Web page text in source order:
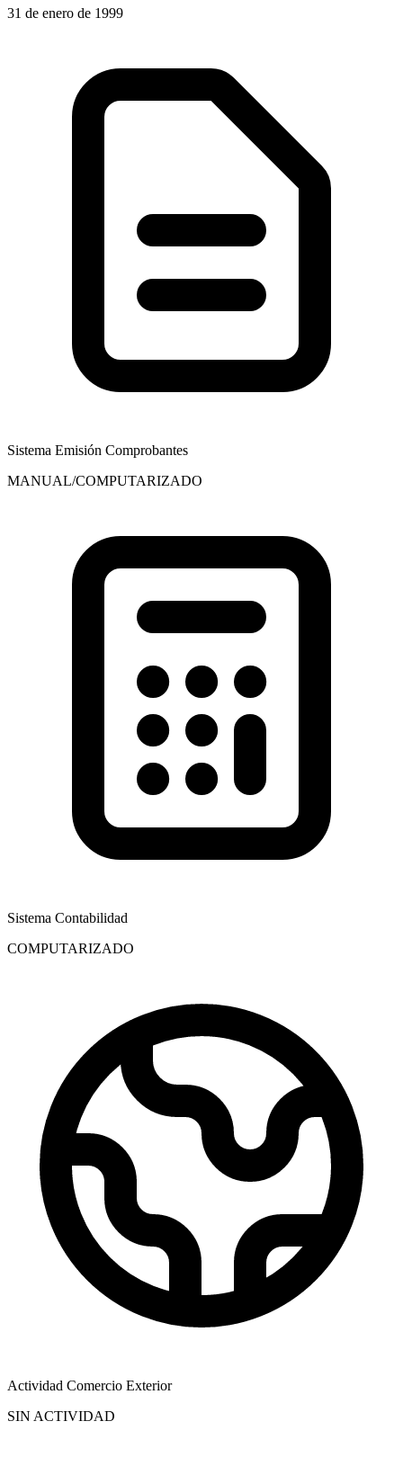
31 de enero de 1999
Sistema Emisión Comprobantes
MANUAL/COMPUTARIZADO
Sistema Contabilidad
COMPUTARIZADO
Actividad Comercio Exterior
SIN ACTIVIDAD